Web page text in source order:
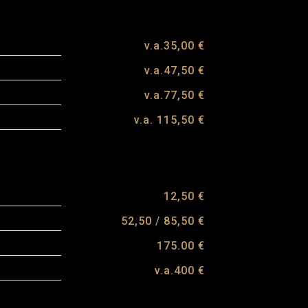
v.a.35,00 €
v.a.47,50 €
v.a.77,50 €
v.a. 115,50 €
12,50 €
52,50 / 85,50 €
175.00 €
v.a.400 €